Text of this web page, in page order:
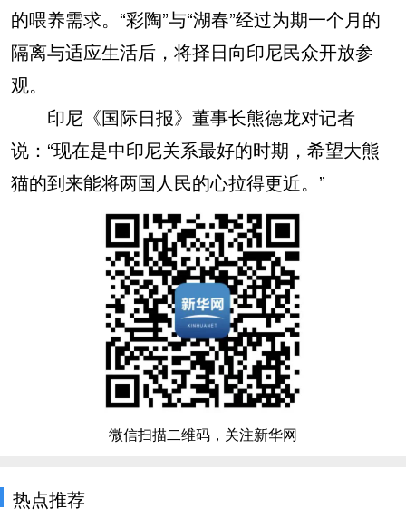
的喂养需求。“彩陶”与“湖春”经过为期一个月的
隔离与适应生活后，将择日向印尼民众开放参
观。
印尼《国际日报》董事长熊德龙对记者
说：“现在是中印尼关系最好的时期，希望大熊
猫的到来能将两国人民的心拉得更近。”
微信扫描二维码，关注新华网
热点推荐